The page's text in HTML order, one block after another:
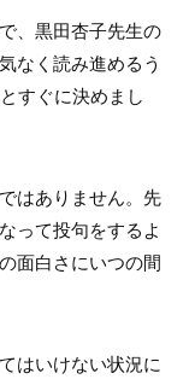
、黒田杏子先生の
なく読み進めるう
すぐに決めまし
はありません。先
って投句をするよ
面白さにいつの間
はいけない状況に